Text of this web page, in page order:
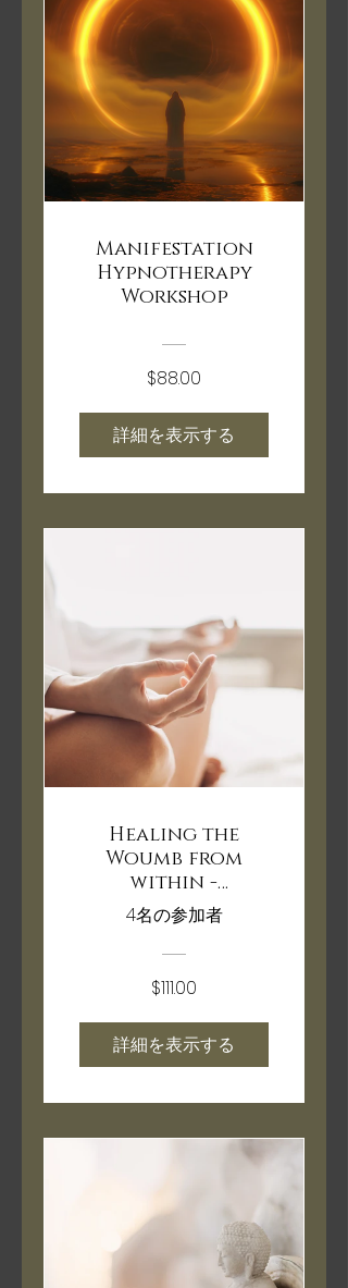
Manifestation
Hypnotherapy
Workshop
$88.00
詳細を表示する
Healing the
Woumb from
within -
Workshop
4名の参加者
$111.00
詳細を表示する